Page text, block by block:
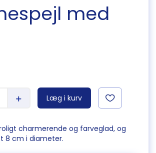
med
Læg i kurv
charmerende og farveglad, og
8 cm i diameter.